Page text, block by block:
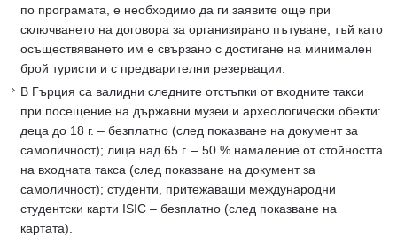
по програмата, е необходимо да ги заявите още при
сключването на договора за организирано пътуване, тъй като
осъществяването им е свързано с достигане на минимален
брой туристи и с предварителни резервации.
В Гърция са валидни следните отстъпки от входните такси
при посещение на държавни музеи и археологически обекти:
деца до 18 г. – безплатно (след показване на документ за
самоличност); лица над 65 г. – 50 % намаление от стойността
на входната такса (след показване на документ за
самоличност); студенти, притежаващи международни
студентски карти ISIC – безплатно (след показване на
картата).